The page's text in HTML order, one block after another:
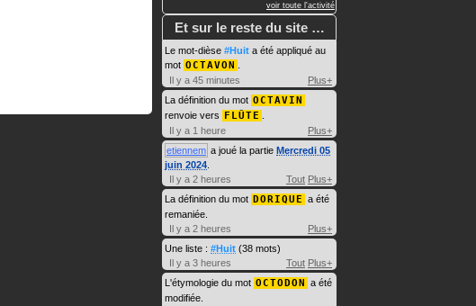
voir toute l'activité
Et sur le reste du site …
Le mot-dièse #Huit a été appliqué au
mot OCTAVON
Il y a 45 minutes
Plus+
La définition du mot OCTAVIN
renvoie vers FLÛTE
Il y a 1 heure
Plus+
etiennem a joué la partie Mercredi 05
juin 2024
Il y a 2 heures
Tout Plus+
La définition du mot DORIQUE a été
remaniée.
Il y a 2 heures
Plus+
Une liste : #Huit (38 mots)
Il y a 3 heures
Tout Plus+
L'étymologie du mot OCTODON a été
modifiée.